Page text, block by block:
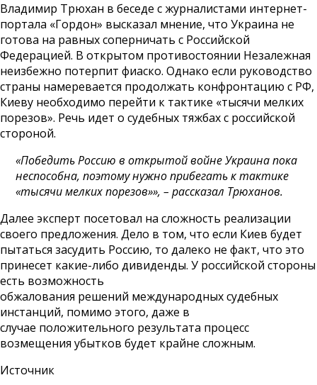
Владимир Трюхан в беседе с журналистами интернет-
портала «Гордон» высказал мнение, что Украина не
готова на равных соперничать с Российской
Федерацией. В открытом противостоянии Незалежная
неизбежно потерпит фиаско. Однако если руководство
страны намеревается продолжать конфронтацию с РФ,
Киеву необходимо перейти к тактике «тысячи мелких
порезов». Речь идет о судебных тяжбах с российской
стороной.
«Победить Россию в открытой войне Украина пока
неспособна, поэтому нужно прибегать к тактике
«тысячи мелких порезов»», – рассказал Трюханов.
Далее эксперт посетовал на сложность реализации
своего предложения. Дело в том, что если Киев будет
пытаться засудить Россию, то далеко не факт, что это
принесет какие-либо дивиденды. У российской стороны
есть возможность
обжалования решений международных судебных
инстанций, помимо этого, даже в
случае положительного результата процесс
возмещения убытков будет крайне сложным.
Источник